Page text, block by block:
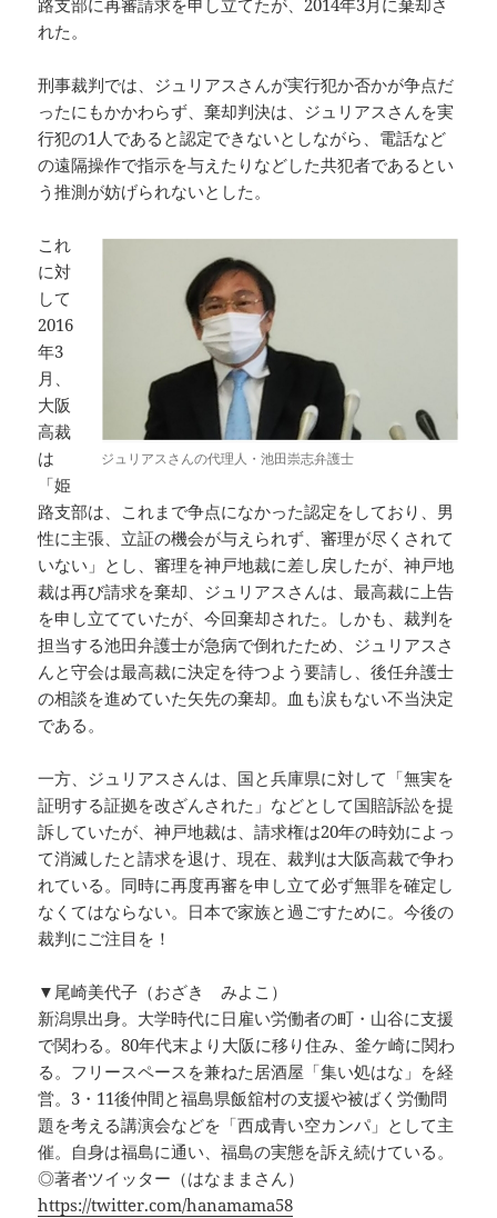
路支部に再審請求を申し立てたが、2014年3月に棄却さ
れた。
刑事裁判では、ジュリアスさんが実行犯か否かが争点だ
ったにもかかわらず、棄却判決は、ジュリアスさんを実
行犯の1人であると認定できないとしながら、電話など
の遠隔操作で指示を与えたりなどした共犯者であるとい
う推測が妨げられないとした。
ジュリアスさんの代理人・池田崇志弁護士
これ
に対
して
2016
年3
月、
大阪
高裁
は
「姫
路支部は、これまで争点になかった認定をしており、男
性に主張、立証の機会が与えられず、審理が尽くされて
いない」とし、審理を神戸地裁に差し戻したが、神戸地
裁は再び請求を棄却、ジュリアスさんは、最高裁に上告
を申し立てていたが、今回棄却された。しかも、裁判を
担当する池田弁護士が急病で倒れたため、ジュリアスさ
んと守会は最高裁に決定を待つよう要請し、後任弁護士
の相談を進めていた矢先の棄却。血も涙もない不当決定
である。
一方、ジュリアスさんは、国と兵庫県に対して「無実を
証明する証拠を改ざんされた」などとして国賠訴訟を提
訴していたが、神戸地裁は、請求権は20年の時効によっ
て消滅したと請求を退け、現在、裁判は大阪高裁で争わ
れている。同時に再度再審を申し立て必ず無罪を確定し
なくてはならない。日本で家族と過ごすために。今後の
裁判にご注目を！
▼尾崎美代子（おざき みよこ）
新潟県出身。大学時代に日雇い労働者の町・山谷に支援
で関わる。80年代末より大阪に移り住み、釜ケ崎に関わ
る。フリースペースを兼ねた居酒屋「集い処はな」を経
営。3・11後仲間と福島県飯舘村の支援や被ばく労働問
題を考える講演会などを「西成青い空カンパ」として主
催。自身は福島に通い、福島の実態を訴え続けている。
◎著者ツイッター（はなままさん）
https://twitter.com/hanamama58